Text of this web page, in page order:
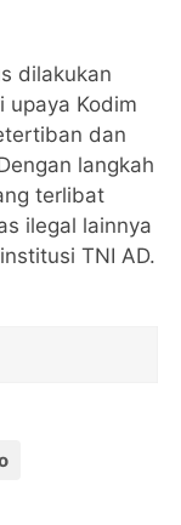
dilakukan
upaya Kodim
dan
langkah
terlibat
ilegal lainnya
TNI AD.